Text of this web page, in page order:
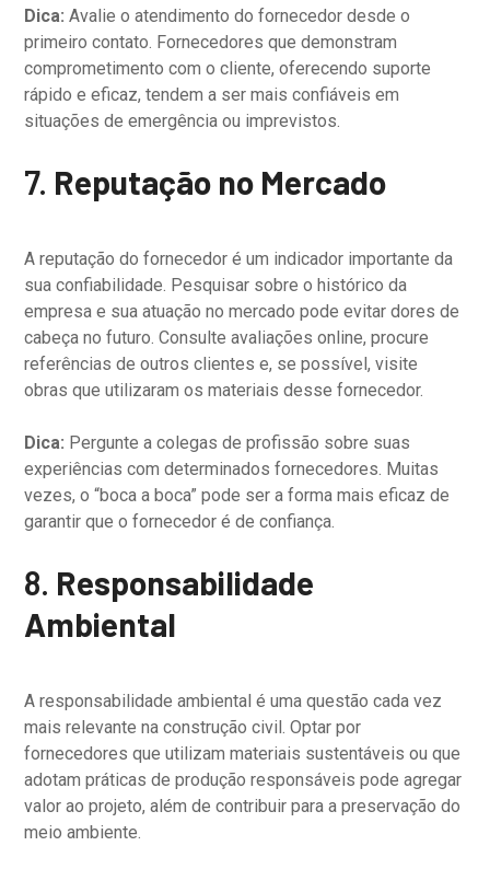
Dica: Avalie o atendimento do fornecedor desde o
primeiro contato. Fornecedores que demonstram
comprometimento com o cliente, oferecendo suporte
rápido e eficaz, tendem a ser mais confiáveis em
situações de emergência ou imprevistos.
7. Reputação no Mercado
A reputação do fornecedor é um indicador importante da
sua confiabilidade. Pesquisar sobre o histórico da
empresa e sua atuação no mercado pode evitar dores de
cabeça no futuro. Consulte avaliações online, procure
referências de outros clientes e, se possível, visite
obras que utilizaram os materiais desse fornecedor.
Dica: Pergunte a colegas de profissão sobre suas
experiências com determinados fornecedores. Muitas
vezes, o “boca a boca” pode ser a forma mais eficaz de
garantir que o fornecedor é de confiança.
8. Responsabilidade
Ambiental
A responsabilidade ambiental é uma questão cada vez
mais relevante na construção civil. Optar por
fornecedores que utilizam materiais sustentáveis ou que
adotam práticas de produção responsáveis pode agregar
valor ao projeto, além de contribuir para a preservação do
meio ambiente.